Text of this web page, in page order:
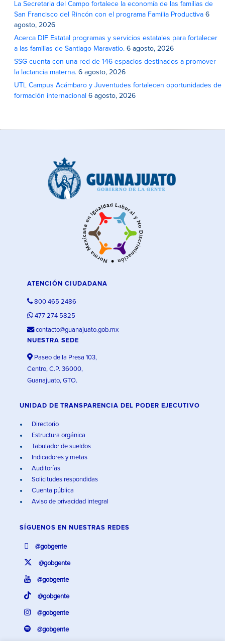
La Secretaria del Campo fortalece la economía de las familias de
San Francisco del Rincón con el programa Familia Productiva 6
agosto, 2026
Acerca DIF Estatal programas y servicios estatales para fortalecer
a las familias de Santiago Maravatío. 6 agosto, 2026
SSG cuenta con una red de 146 espacios destinados a promover
la lactancia materna. 6 agosto, 2026
UTL Campus Acámbaro y Juventudes fortalecen oportunidades de
formación internacional 6 agosto, 2026
ATENCIÓN CIUDADANA
800 465 2486
477 274 5825
contacto@guanajuato.gob.mx
NUESTRA SEDE
Paseo de la Presa 103,
Centro, C.P. 36000,
Guanajuato, GTO.
UNIDAD DE TRANSPARENCIA DEL PODER EJECUTIVO
Directorio
Estructura orgánica
Tabulador de sueldos
Indicadores y metas
Auditorías
Solicitudes respondidas
Cuenta pública
Aviso de privacidad integral
SÍGUENOS EN NUESTRAS REDES
@gobgente
@gobgente
@gobgente
@gobgente
@gobgente
@gobgente